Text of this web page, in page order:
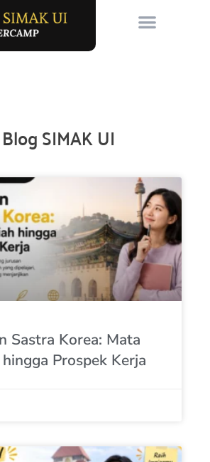
Blog SIMAK UI
Sastra Korea: Mata
Prospek Kerja